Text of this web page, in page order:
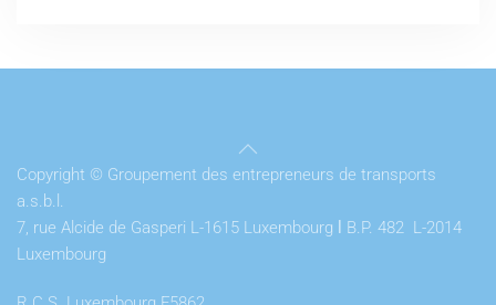
Copyright © Groupement des entrepreneurs de transports
a.s.b.l.
7, rue Alcide de Gasperi L-1615 Luxembourg
B.P. 482 L-2014
Luxembourg